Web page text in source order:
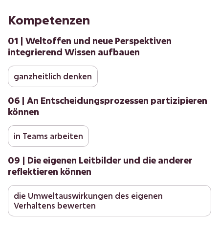
Kompetenzen
01 | Weltoffen und neue Perspektiven
integrierend Wissen aufbauen
ganzheitlich denken
06 | An Entscheidungsprozessen partizipieren
können
in Teams arbeiten
09 | Die eigenen Leitbilder und die anderer
reflektieren können
die Umweltauswirkungen des eigenen
Verhaltens bewerten